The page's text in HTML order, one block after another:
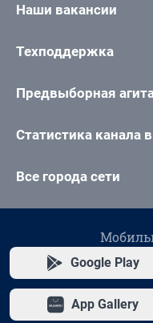
Наши вакансии
Техподдержка
Предвыборная
Статистика канала
Все города сети
Google Play
App Gallery